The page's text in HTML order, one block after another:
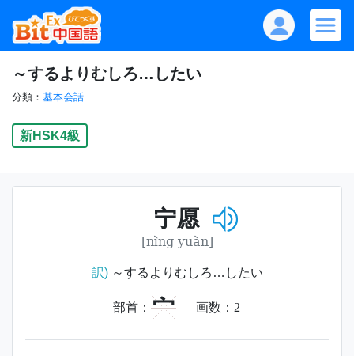
～するよりむしろ…したい
分類： 基本会話
新HSK4級
宁愿
[nìng yuàn]
訳)～するよりむしろ…したい
部首： 宀 画数： 2